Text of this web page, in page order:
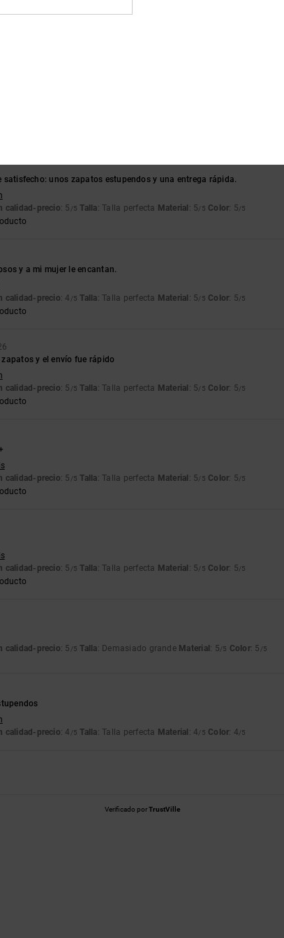
satisfecho: unos zapatos estupendos y una entrega rápida.
calidad-precio: 5 /5 Talla: Talla perfecta Material : 5/5 Color: 5/5
y a mi mujer le encantan.
calidad-precio: 4 /5 Talla: Talla perfecta Material : 5/5 Color: 5/5
y el envío fue rápido
calidad-precio: 5 /5 Talla: Talla perfecta Material : 5/5 Color: 5/5
calidad-precio: 5 /5 Talla: Talla perfecta Material : 5/5 Color: 5/5
calidad-precio: 5 /5 Talla: Talla perfecta Material : 5/5 Color: 5/5
calidad-precio: 5 /5 Talla: Demasiado grande Material: 5/5 Color: 5 /5
calidad-precio: 4 /5 Talla: Talla perfecta Material : 4/5 Color: 4/5
Verificado porTrustVille